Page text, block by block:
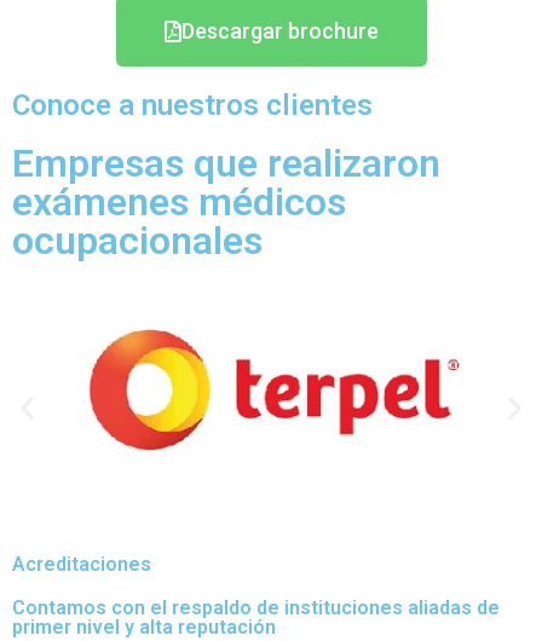
Descargar brochure
Conoce a nuestros clientes
Empresas que realizaron
exámenes médicos
ocupacionales
Acreditaciones
Contamos con el respaldo de instituciones aliadas de
primer nivel y alta reputación